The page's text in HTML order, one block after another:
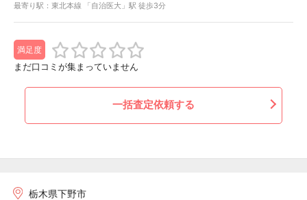
最寄り駅：東北本線 「自治医大」駅 徒歩3分
満足度
まだ口コミが集まっていません
一括査定依頼する
栃木県下野市